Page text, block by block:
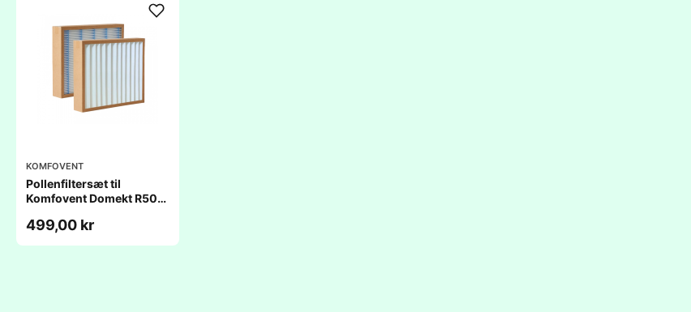
KOMFOVENT
Pollenfiltersæt til
Komfovent Domekt R500
(368x375x46mm) - NY
MODEL
499,00 kr